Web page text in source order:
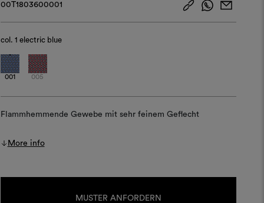
00T1803600001
col. 1 electric blue
001 005
Flammhemmende Gewebe mit sehr feinem Geflecht
More info
MUSTER ANFORDERN